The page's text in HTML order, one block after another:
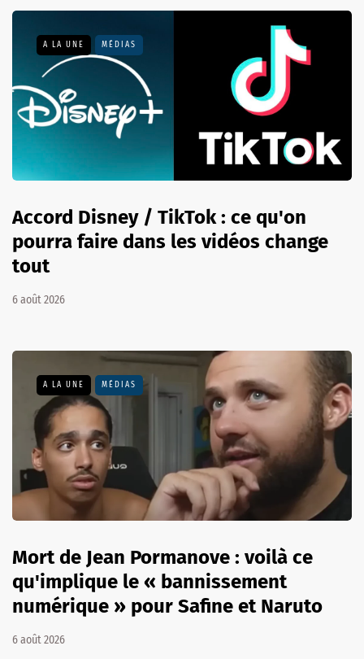
A LA UNE MÉDIAS
Accord Disney / TikTok : ce qu'on
pourra faire dans les vidéos change
tout
6 août 2026
A LA UNE MÉDIAS
Mort de Jean Pormanove : voilà ce
qu'implique le « bannissement
numérique » pour Safine et Naruto
6 août 2026